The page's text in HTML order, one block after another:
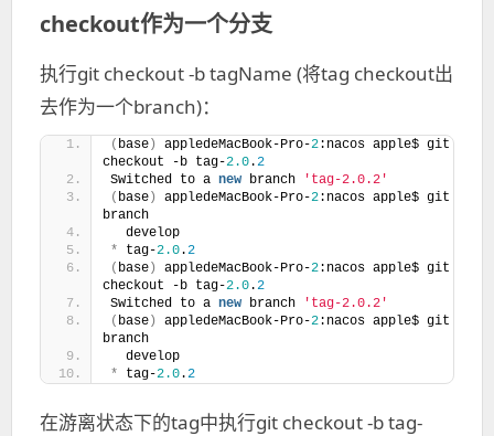
checkout作为一个分支
执行git checkout -b tagName (将tag checkout出
去作为一个branch)：
( base ) appledeMacBook-Pro-2:nacos apple$ git
checkout -b tag-2.0.2
Switched to a new branch
'tag-2.0.2'
( base ) appledeMacBook-Pro-2:nacos apple$ git
branch
  develop
* tag-2.0.2
( base ) appledeMacBook-Pro-2:nacos apple$ git
checkout -b tag-2.0.2
Switched to a new branch
'tag-2.0.2'
( base ) appledeMacBook-Pro-2:nacos apple$ git
branch
  develop
* tag-2.0.2
在游离状态下的tag中执行git checkout -b tag-